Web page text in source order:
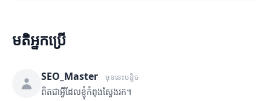
មតិអ្នកប្រើ
SEO_Master មុននេះបន្តិច
ពិតជាអ្វីដែលខ្ញុំកំពុងស្វែងរក។